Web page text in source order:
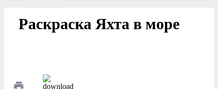
Раскраска Яхта в море